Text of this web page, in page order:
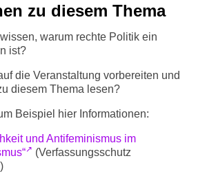
zu diesem Thema
warum rechte Politik ein
ist?
die Veranstaltung vorbereiten und
diesem Thema lesen?
Beispiel hier Informationen:
und Antifeminismus im
(Verfassungsschutz